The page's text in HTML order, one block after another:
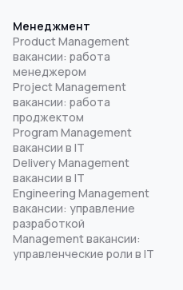
Менеджмент
Product Management
вакансии: работа
менеджером
Project Management
вакансии: работа
проджектом
Program Management
вакансии в IT
Delivery Management
вакансии в IT
Engineering Management
вакансии: управление
разработкой
Management вакансии:
управленческие роли в IT